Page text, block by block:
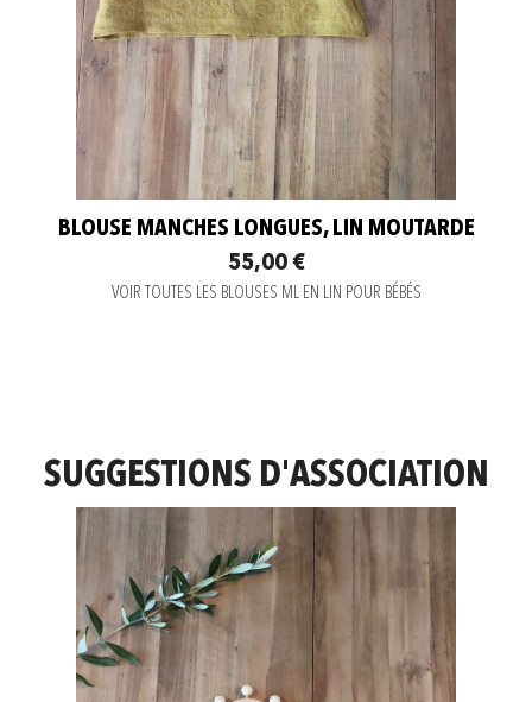
BLOUSE MANCHES LONGUES, LIN MOUTARDE
55,00 €
VOIR TOUTES LES BLOUSES ML EN LIN POUR BÉBÉS
SUGGESTIONS D'ASSOCIATION